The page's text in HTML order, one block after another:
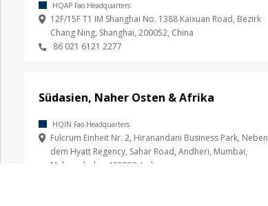
HQAP Fao.Headquarters
12F/15F T1 IM Shanghai No. 1388 Kaixuan Road, Bezirk
Chang Ning, Shanghai, 200052, China
86 021 6121 2277
Südasien, Naher Osten & Afrika
HQIN Fao.Headquarters
Fulcrum Einheit Nr. 2, Hiranandani Business Park, Neben
dem Hyatt Regency, Sahar Road, Andheri, Mumbai,
Maharadscha, 400099, Indien